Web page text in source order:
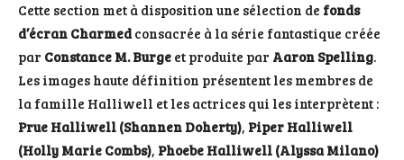
Cette section met à disposition une sélection de fonds
d’écran Charmedconsacrée à la série fantastique créée
par Constance M. Burge et produite par Aaron Spelling.
Les images haute définition présentent les membres de
la famille Halliwell et les actrices qui les interprètent :
Prue Halliwell (Shannen Doherty), Piper Halliwell
(Holly Marie Combs), Phoebe Halliwell (Alyssa Milano)